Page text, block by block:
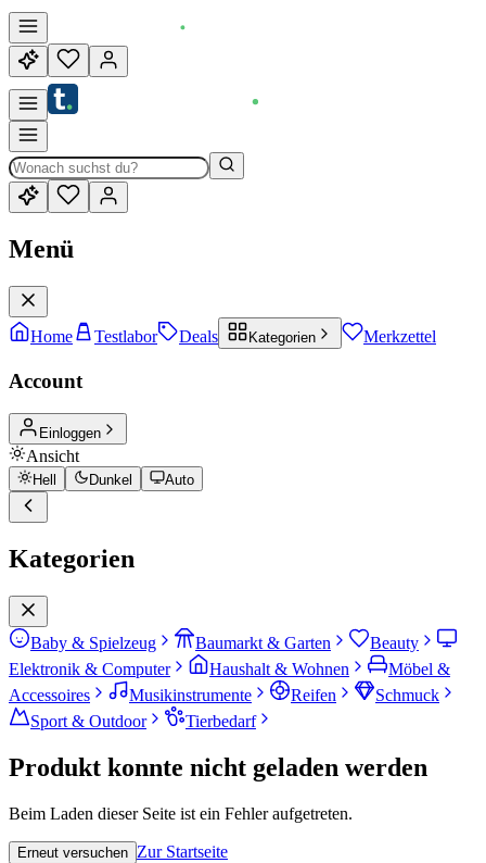
Menü
Home Testlabor Deals Kategorien Merkzettel
Account
Einloggen
Ansicht
Hell Dunkel Auto
Kategorien
Baby & Spielzeug Baumarkt & Garten
Beauty
Elektronik & Computer
Haushalt & Wohnen
Möbel &
Accessoires
Musikinstrumente Reifen
Schmuck
Sport & Outdoor
Tierbedarf
Produkt konnte nicht geladen werden
Beim Laden dieser Seite ist ein Fehler aufgetreten.
Erneut versuchen Zur Startseite